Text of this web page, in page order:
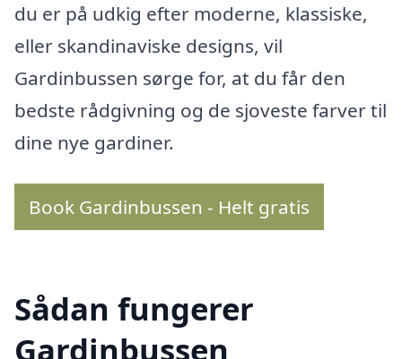
du er på udkig efter moderne, klassiske,
eller skandinaviske designs, vil
Gardinbussen sørge for, at du får den
bedste rådgivning og de sjoveste farver til
dine nye gardiner.
Book Gardinbussen - Helt gratis
Sådan fungerer
Gardinbussen